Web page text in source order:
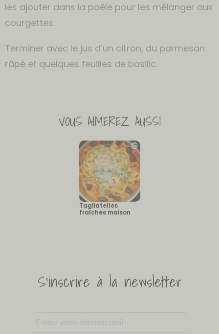
les ajouter dans la poêle pour les mélanger aux
courgettes.
Terminer avec le jus d’un citron, du parmesan
râpé et quelques feuilles de basilic.
VOUS AIMEREZ AUSSI
Tagliatelles
fraîches maison
S'inscrire à la newsletter